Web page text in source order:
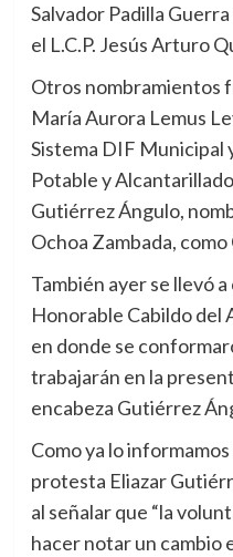
Salvador Padilla
el L.C.P. Jesús Arturo
Otros nombramientos
María Aurora Lemus
Sistema DIF Municipal
Potable y
Gutiérrez Ángulo,
Ochoa Zambada,
También ayer se llevó
Honorable Cabildo del
en donde se
trabajarán en la
encabeza Gutiérrez
Como ya lo
protesta Eliazar
al señalar que “la
hacer notar un cambio